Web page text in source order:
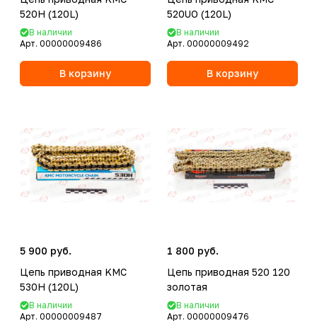
520H (120L)
В наличии
Арт. 00000009486
В корзину
520UO (120L)
В наличии
Арт. 00000009492
В корзину
5 900 руб.
Цепь приводная KMC
530H (120L)
В наличии
Арт. 00000009487
1 800 руб.
Цепь приводная 520 120
золотая
В наличии
Арт. 00000009476